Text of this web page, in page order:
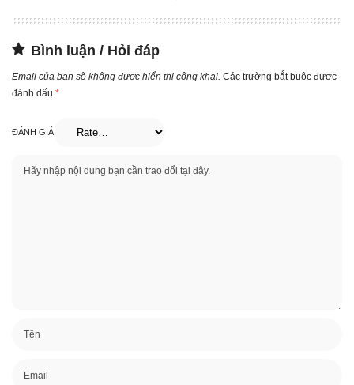
Bình luận / Hỏi đáp
Email của bạn sẽ không được hiển thị công khai. Các trường bắt buộc được
đánh dấu *
ĐÁNH GIÁ